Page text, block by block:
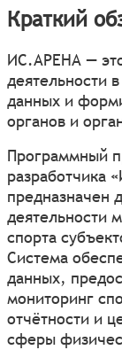
Краткий
ИС.АРЕНА —
деятельности
данных и
органов и
Программный
разработчика
предназначен
деятельности
спорта
Система
данных,
мониторинг
отчётности и
сферы